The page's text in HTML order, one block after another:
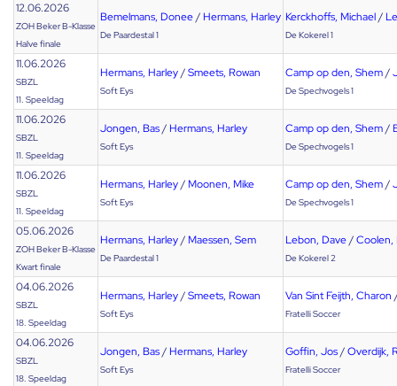
12.06.2026
ZOH Beker B-Klasse
Halve finale
Bemelmans, Donee/ Hermans, Harley
De Paardestal 1
Kerckhoffs, Michael/
De Kokerel 1
11.06.2026
SBZL
11. Speeldag
Hermans, Harley/Smeets, Rowan
Soft Eys
Camp op den, Shem/
De Spechvogels 1
11.06.2026
SBZL
11. Speeldag
Jongen, Bas/ Hermans, Harley
Soft Eys
Camp op den, Shem/
De Spechvogels 1
11.06.2026
SBZL
11. Speeldag
Hermans, Harley/ Moonen, Mike
Soft Eys
Camp op den, Shem/
De Spechvogels 1
05.06.2026
ZOH Beker B-Klasse
Kwart finale
Hermans, Harley/ Maessen, Sem
De Paardestal 1
Lebon, Dave/Coolen,
De Kokerel 2
04.06.2026
SBZL
18. Speeldag
Hermans, Harley/Smeets, Rowan
Soft Eys
Van Sint Feijth, Charon
Fratelli Soccer
04.06.2026
SBZL
18. Speeldag
Jongen, Bas/ Hermans, Harley
Soft Eys
Goffin, Jos/Overdijk,
Fratelli Soccer